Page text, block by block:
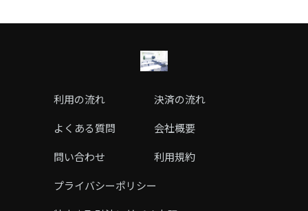
利用の流れ
決済の流れ
よくある質問
会社概要
問い合わせ
利用規約
プライバシーポリシー